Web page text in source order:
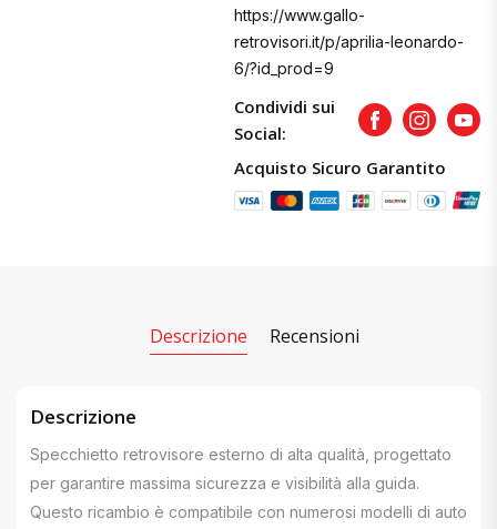
https://www.gallo-
retrovisori.it/p/aprilia-leonardo-
6/?id_prod=9
Condividi sui
Social:
FacebookInstagram
Acquisto Sicuro Garantito
Descrizione Recensioni
Descrizione
Specchietto retrovisore esterno di alta qualità, progettato
per garantire massima sicurezza e visibilità alla guida.
Questo ricambio è compatibile con numerosi modelli di auto